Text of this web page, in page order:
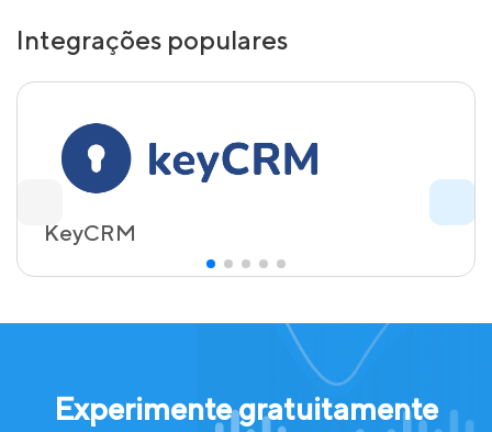
Integrações populares
KeyCRM
Experimente gratuitamente